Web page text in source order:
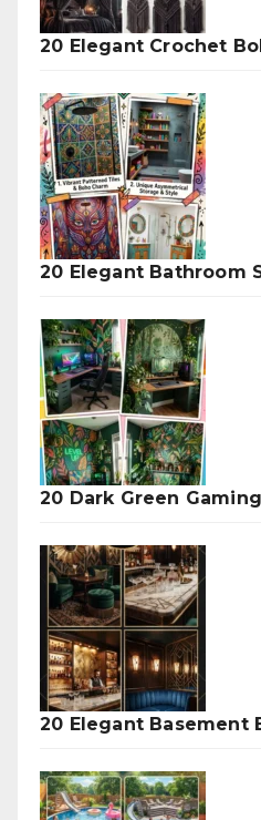
20 Elegant Crochet
20 Elegant Bathroom
20 Dark Green
20 Elegant Basement